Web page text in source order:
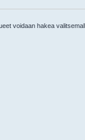
voidaan hakea